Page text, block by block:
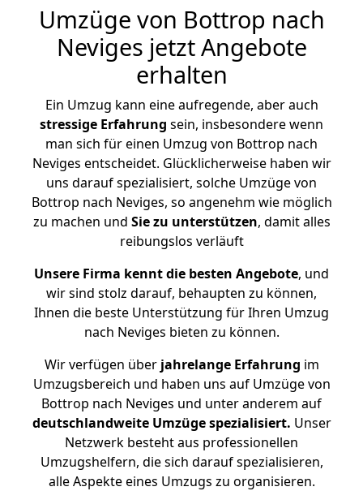
Umzüge von Bottrop nach
Neviges jetzt Angebote
erhalten
Ein Umzug kann eine aufregende, aber auch
stressige Erfahrung sein, insbesondere wenn
man sich für einen Umzug von Bottrop nach
Neviges entscheidet. Glücklicherweise haben wir
uns darauf spezialisiert, solche Umzüge von
Bottrop nach Neviges, so angenehm wie möglich
zu machen und Sie zu unterstützen, damit alles
reibungslos verläuft
Unsere Firma kennt die besten Angebote, und
wir sind stolz darauf, behaupten zu können,
Ihnen die beste Unterstützung für Ihren Umzug
nach Neviges bieten zu können.
Wir verfügen überjahrelange Erfahrung im
Umzugsbereich und haben uns auf Umzüge von
Bottrop nach Neviges und unter anderem auf
deutschlandweite Umzüge spezialisiert. Unser
Netzwerk besteht aus professionellen
Umzugshelfern, die sich darauf spezialisieren,
alle Aspekte eines Umzugs zu organisieren.